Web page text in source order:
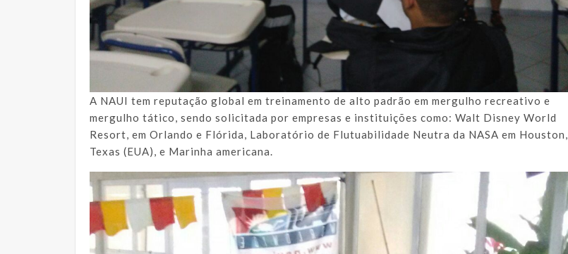
A NAUI tem reputação global em treinamento de alto padrão em mergulho recreativo e
mergulho tático, sendo solicitada por empresas e instituições como: Walt Disney World
Resort, em Orlando e Flórida, Laboratório de Flutuabilidade Neutra da NASA em Houston,
Texas (EUA), e Marinha americana.